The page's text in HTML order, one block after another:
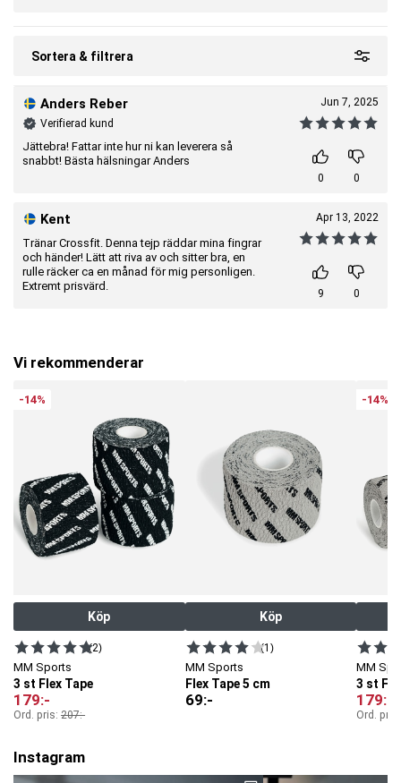
Sortera & filtrera
Anders Reber
Verifierad kund
Jättebra! Fattar inte hur ni kan leverera så
snabbt! Bästa hälsningar Anders
Jun 7, 2025
0 0
Kent
Tränar Crossfit. Denna tejp räddar mina fingrar
och händer! Lätt att riva av och sitter bra, en
rulle räcker ca en månad för mig personligen.
Extremt prisvärd.
Apr 13, 2022
9 0
Vi rekommenderar
-14%
Köp
(2)
MM Sports
3 st Flex Tape
179:-
Ord. pris: 207:-
Köp
(1)
MM Sports
Flex Tape 5 cm
69:-
-14%
MM
3 st
179:-
Ord.
Instagram